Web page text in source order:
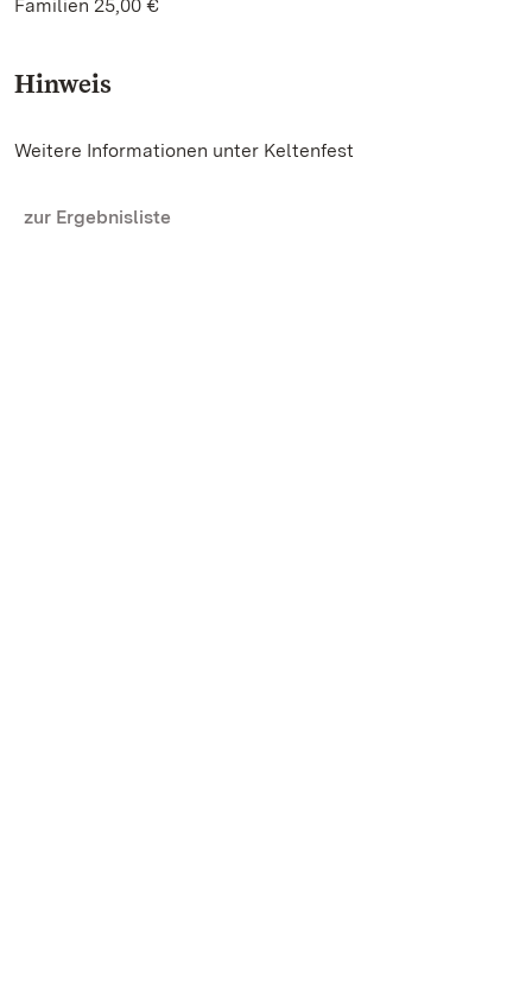
Familien 25,00 €
Hinweis
Weitere Informationen unter Keltenfest
zur Ergebnisliste